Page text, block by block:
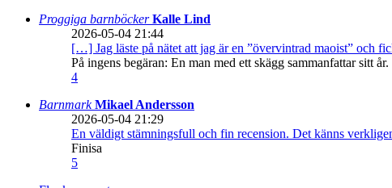
Proggiga barnböckerKalle Lind
2026-05-04 21:44
[…] Jag läste på nätet att jag är en ”övervintrad maoist” och
På ingens begäran: En man med ett skägg sammanfattar sitt
4
BarnmarkMikael Andersson
2026-05-04 21:29
En väldigt stämningsfull och fin recension. Det känns
Finisa
5